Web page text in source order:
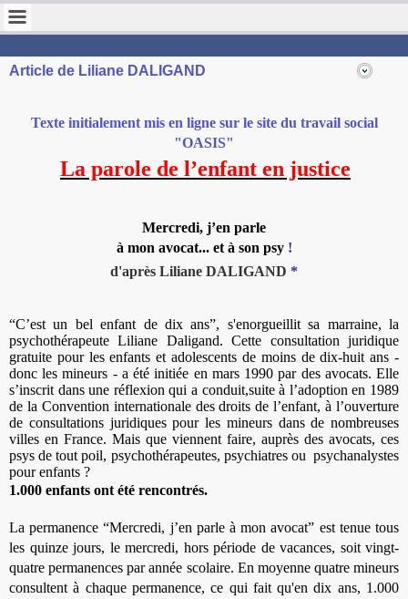
Article de Liliane DALIGAND
Texte initialement mis en ligne sur le site du travail social
"OASIS"
La parole de l’enfant en justice
Mercredi, j’en parle
à mon avocat... et à son psy!
d'après Liliane DALIGAND *
“C’est un bel enfant de dix ans”, s'enorgueillit sa marraine, la
psychothérapeute Liliane Daligand. Cette consultation juridique
gratuite pour les enfants et adolescents de moins de dix-huit ans -
donc les mineurs - a été initiée en mars 1990 par des avocats. Elle
s’inscrit dans une réflexion qui a conduit,suite à l’adoption en 1989
de la Convention internationale des droits de l’enfant, à l’ouverture
de consultations juridiques pour les mineurs dans de nombreuses
villes en France. Mais que viennent faire, auprès des avocats, ces
psys de tout poil, psychothérapeutes, psychiatres ou psychanalystes
pour enfants ?
1.000 enfants ont été rencontrés.
La permanence “Mercredi, j’en parle à mon avocat” est tenue tous
les quinze jours, le mercredi, hors période de vacances, soit vingt-
quatre permanences par année scolaire. En moyenne quatre mineurs
consultent à chaque permanence, ce qui fait qu'en dix ans, 1.000